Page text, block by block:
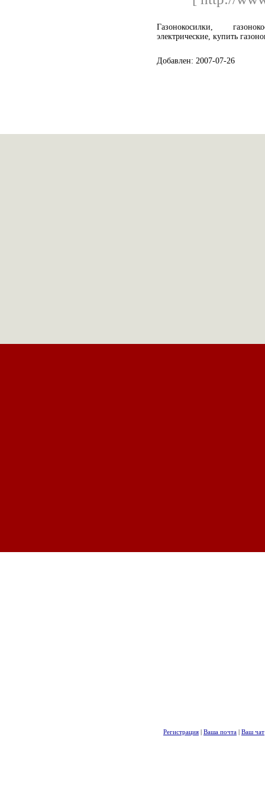
Газонокосилки,
электрические, купить
Добавлен: 2007-07-26
Регистрация | Ваша почта | Ваш чат